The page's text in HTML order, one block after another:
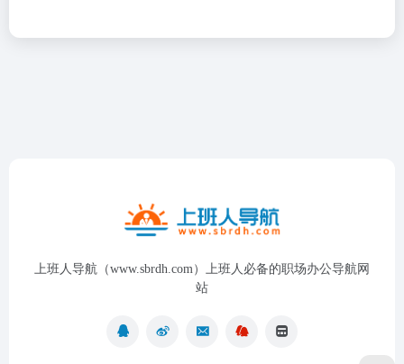
上班人导航（www.sbrdh.com）上班人必备的职场办公导航网
站